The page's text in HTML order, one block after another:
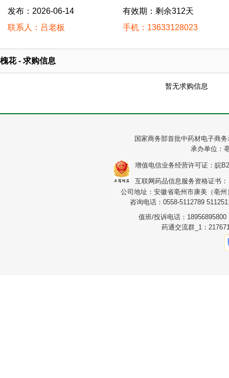
发布：2026-06-14
联系人：吕老板
有效期：剩余312天
手机：13633128023
槐花 - 求购信息
暂无求购信息
国家商务部首批中药材电子商
承办单位：
增值电信业务经营许可证：皖
互联网药品信息服务资格证书
公司地址：安徽省亳州市康美（亳
咨询电话：0558-5112789
值班/投诉电话：18956895800
药通交流群_1：